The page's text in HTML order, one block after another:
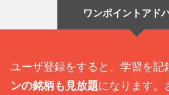
ワンポイントアド
ユーザ登録をすると、学習を記
ンの銘柄も見放題になります。